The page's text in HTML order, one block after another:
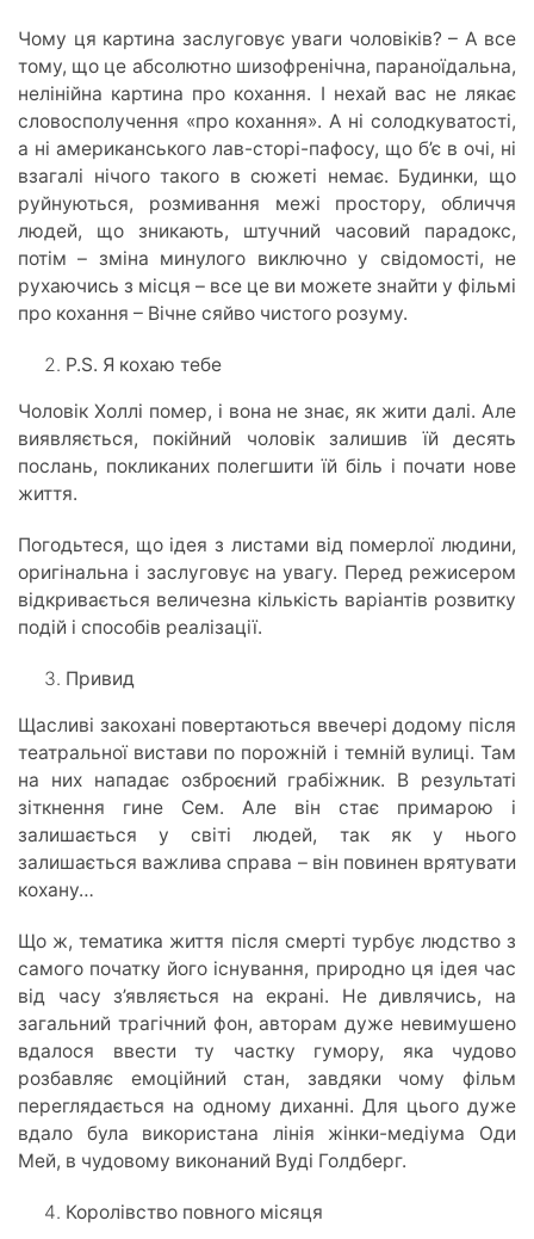
Чому ця картина заслуговує уваги чоловіків? – А все
тому, що це абсолютно шизофренічна, параноїдальна,
нелінійна картина про кохання. І нехай вас не лякає
словосполучення «про кохання». А ні солодкуватості,
а ні американського лав-сторі-пафосу, що б’є в очі, ні
взагалі нічого такого в сюжеті немає. Будинки, що
руйнуються, розмивання межі простору, обличчя
людей, що зникають, штучний часовий парадокс,
потім – зміна минулого виключно у свідомості, не
рухаючись з місця – все це ви можете знайти у фільмі
про кохання – Вічне сяйво чистого розуму.
P.S. Я кохаю тебе
Чоловік Холлі помер, і вона не знає, як жити далі. Але
виявляється, покійний чоловік залишив їй десять
послань, покликаних полегшити їй біль і почати нове
життя.
Погодьтеся, що ідея з листами від померлої людини,
оригінальна і заслуговує на увагу. Перед режисером
відкривається величезна кількість варіантів розвитку
подій і способів реалізації.
Привид
Щасливі закохані повертаються ввечері додому після
театральної вистави по порожній і темній вулиці. Там
на них нападає озброєний грабіжник. В результаті
зіткнення гине Сем. Але він стає примарою і
залишається у світі людей, так як у нього
залишається важлива справа – він повинен врятувати
кохану…
Що ж, тематика життя після смерті турбує людство з
самого початку його існування, природно ця ідея час
від часу з’являється на екрані. Не дивлячись, на
загальний трагічний фон, авторам дуже невимушено
вдалося ввести ту частку гумору, яка чудово
розбавляє емоційний стан, завдяки чому фільм
переглядається на одному диханні. Для цього дуже
вдало була використана лінія жінки-медіума Оди
Мей, в чудовому виконаний Вуді Голдберг.
Королівство повного місяця